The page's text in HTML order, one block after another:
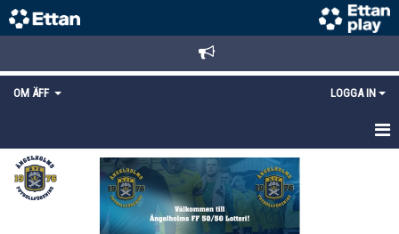
OM ÄFF LOGGA IN
OM ÄFF
VÄRDEGRUND